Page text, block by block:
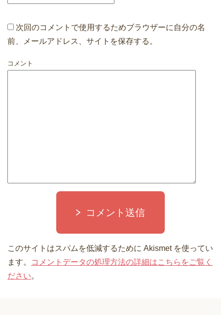
次回のコメントで使用するためブラウザーに自分の名
前、メールアドレス、サイトを保存する。
コメント
コメント送信
このサイトはスパムを低減するために Akismet を使ってい
ます。
コメントデータの処理方法の詳細はこちらをご覧く
ださい。